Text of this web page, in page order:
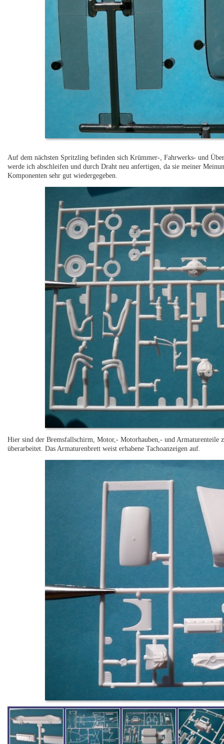
Auf dem nächsten Spritzling befinden sich Krümmer-, Fahrwerks- und
werde ich abschleifen und durch Draht neu anfertigen, da sie meiner
Komponenten sehr gut wiedergegeben.
Hier sind der Bremsfallschirm, Motor,- Motorhauben,- und Armaturenteile
überarbeitet. Das Armaturenbrett weist erhabene Tachoanzeigen auf.